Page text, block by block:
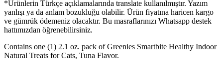
*Ürünlerin Türkçe açıklamalarında translate kullanılmıştır. Yazım
yanlışı ya da anlam bozukluğu olabilir. Ürün fiyatına haricen kargo
ve gümrük ödemeniz olacaktır. Bu masraflarınızı Whatsapp destek
hattımızdan öğrenebilirsiniz.
Contains one (1) 2.1 oz. pack of Greenies Smartbite Healthy Indoor
Natural Treats for Cats, Tuna Flavor.